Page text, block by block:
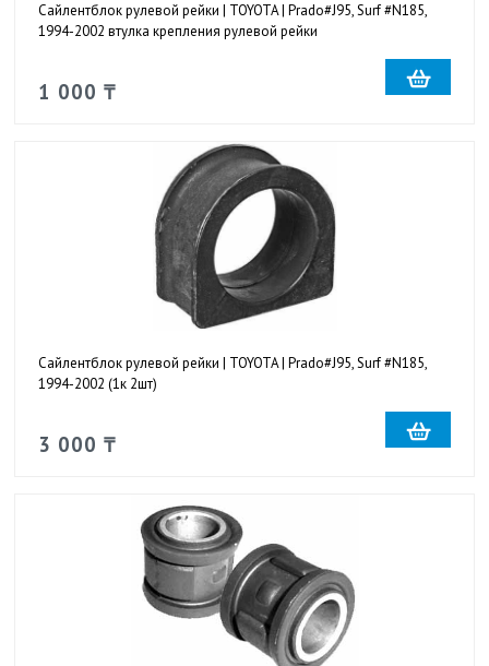
Сайлентблок рулевой рейки | TOYOTA | Prado#J95, Surf #N185,
1994-2002 втулка крепления рулевой рейки
1 000 ₸
Сайлентблок рулевой рейки | TOYOTA | Prado#J95, Surf #N185,
1994-2002 (1к 2шт)
3 000 ₸